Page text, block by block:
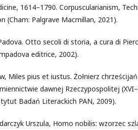
1614–1790. Corpuscularianism,
(Cham: Palgrave Macmillan, 2021).
Otto secoli di storia, a cura di
editrice, 2002).
Miles pius et iustus. Żołnierz
dawnej Rzeczypospolitej
Badań Literackich PAN, 2009).
Urszula, Homo nobilis: wzorzec